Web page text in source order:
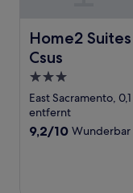
Home2
Csus
Home2 Suites
3.0-
Sterne-
Unterkunft
East Sacramento,
entfernt
9.2
9,2/10 Wunderbar